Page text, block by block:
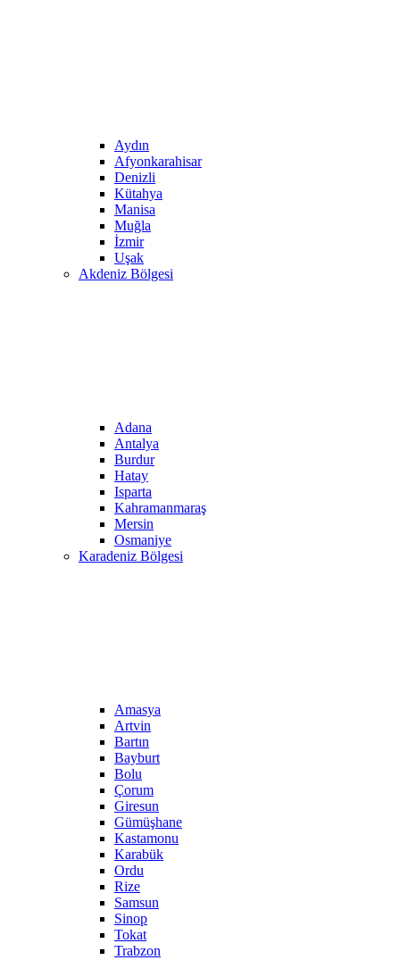
Aydın
Afyonkarahisar
Denizli
Kütahya
Manisa
Muğla
İzmir
Uşak
Akdeniz Bölgesi
Adana
Antalya
Burdur
Hatay
Isparta
Kahramanmaraş
Mersin
Osmaniye
Karadeniz Bölgesi
Amasya
Artvin
Bartın
Bayburt
Bolu
Çorum
Giresun
Gümüşhane
Kastamonu
Karabük
Ordu
Rize
Samsun
Sinop
Tokat
Trabzon